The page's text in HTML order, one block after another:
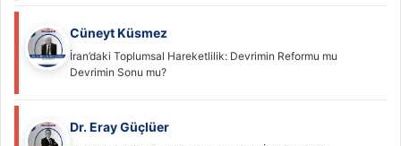
Cüneyt Küsmez
İran’daki Toplumsal Hareketlilik: Devrimin Reformu mu
Devrimin Sonu mu?
Dr. Eray Güçlüer